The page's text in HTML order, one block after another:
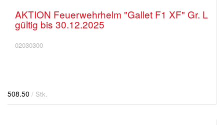
AKTION Feuerwehrhelm "Gallet F1 XF" Gr. L
gültig bis 30.12.2025
02030300
508.50 / Stk.